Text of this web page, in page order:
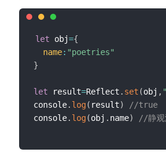
let obj={
name: "poetries"
}
let result=Reflect . set (obj ,
console. log( result)
//true
console. log(obj . name) //静观